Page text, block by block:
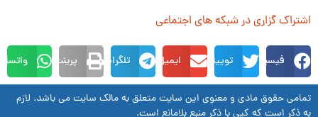
اشتراک گزاری در شبکه های اجتماعی
فیسبوک توییتر ایمیل تلگرام پرینت
تمامی حقوق مادی و معنوی این سایت متعلق به مالک سایت می باشد. لازم
به ذکر است که کپی با ذکر منبع بلامانع است.